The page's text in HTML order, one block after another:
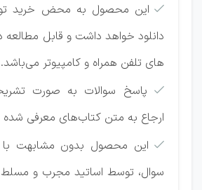
 این محصول به محض خرید
دانلود خواهد داشت و قابل مطالعه
های تلفن همراه و کامپیوتر می‌باشد.

پاسخ سوالات به صورت
ارجاع به متن کتاب‌های معرفی
 این محصول بدون مشابهت با
سوال، توسط اساتید مجرب و